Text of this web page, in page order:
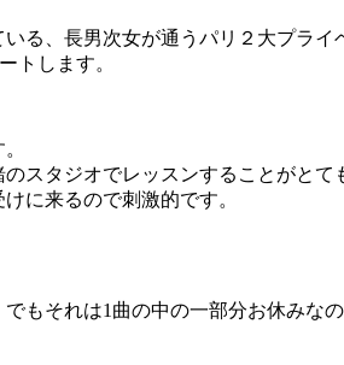
る、長男次女が通うパリ２大プライ
トします。
スタジオでレッスンすることがとて
に来るので刺激的です。
もそれは1曲の中の一部分お休みな